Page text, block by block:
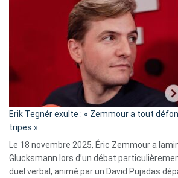
«
»
Erik Tegnér exulte : « Zemmour a tout
tripes »
Le 18 novembre 2025, Éric Zemmour a
Glucksmann lors d’un débat
duel verbal, animé par un David Pujadas